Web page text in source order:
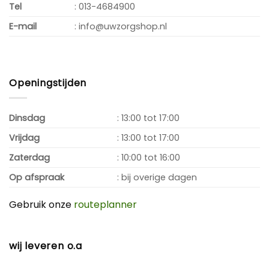
Tel
: 013-4684900
E-mail
: info@uwzorgshop.nl
Openingstijden
Dinsdag
: 13:00 tot 17:00
Vrijdag
: 13:00 tot 17:00
Zaterdag
: 10:00 tot 16:00
Op afspraak
: bij overige dagen
Gebruik onze routeplanner
wij leveren o.a